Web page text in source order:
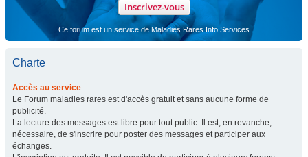
Inscrivez-vous
Ce forum est un service de Maladies Rares Info Services
Charte
Accès au service
Le Forum maladies rares est d'accès gratuit et sans aucune forme de
publicité.
La lecture des messages est libre pour tout public. Il est, en revanche,
nécessaire, de s'inscrire pour poster des messages et participer aux
échanges.